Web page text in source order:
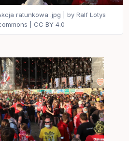
ratunkowa .jpg | by Ralf Lotys
| CC BY 4.0